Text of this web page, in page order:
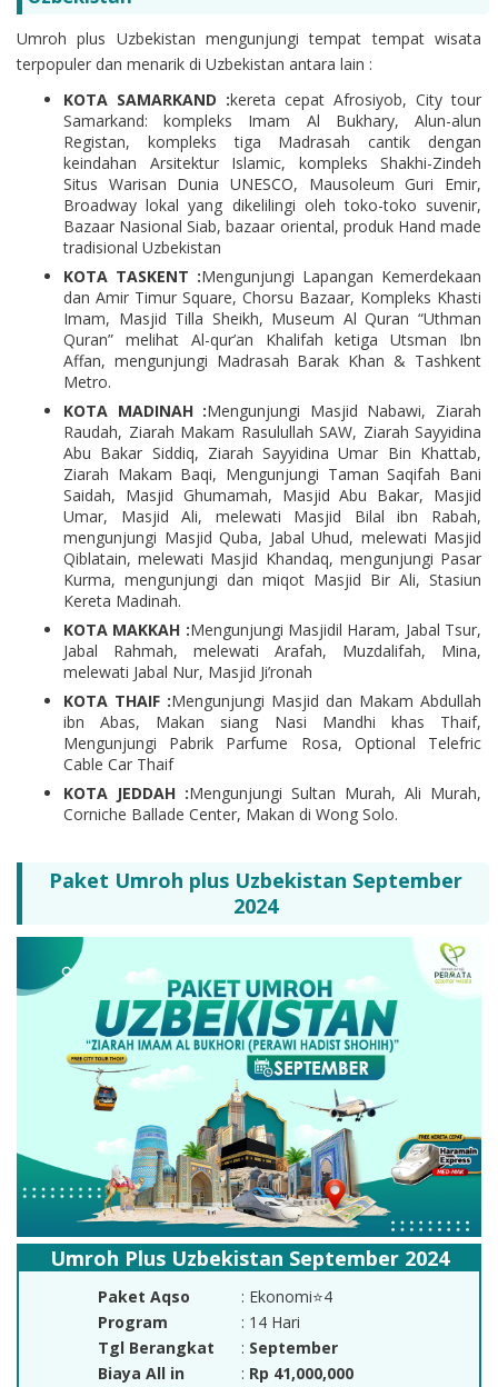
Umroh plus Uzbekistan mengunjungi tempat tempat wisata
terpopuler dan menarik di Uzbekistan antara lain :
KOTA SAMARKAND :kereta cepat Afrosiyob, City tour
Samarkand: kompleks Imam Al Bukhary, Alun-alun
Registan, kompleks tiga Madrasah cantik dengan
keindahan Arsitektur Islamic, kompleks Shakhi-Zindeh
Situs Warisan Dunia UNESCO, Mausoleum Guri Emir,
Broadway lokal yang dikelilingi oleh toko-toko suvenir,
Bazaar Nasional Siab, bazaar oriental, produk Hand made
tradisional Uzbekistan
KOTA TASKENT :Mengunjungi Lapangan Kemerdekaan
dan Amir Timur Square, Chorsu Bazaar, Kompleks Khasti
Imam, Masjid Tilla Sheikh, Museum Al Quran “Uthman
Quran” melihat Al-qur’an Khalifah ketiga Utsman Ibn
Affan, mengunjungi Madrasah Barak Khan & Tashkent
Metro.
KOTA MADINAH :Mengunjungi Masjid Nabawi, Ziarah
Raudah, Ziarah Makam Rasulullah SAW, Ziarah Sayyidina
Abu Bakar Siddiq, Ziarah Sayyidina Umar Bin Khattab,
Ziarah Makam Baqi, Mengunjungi Taman Saqifah Bani
Saidah, Masjid Ghumamah, Masjid Abu Bakar, Masjid
Umar, Masjid Ali, melewati Masjid Bilal ibn Rabah,
mengunjungi Masjid Quba, Jabal Uhud, melewati Masjid
Qiblatain, melewati Masjid Khandaq, mengunjungi Pasar
Kurma, mengunjungi dan miqot Masjid Bir Ali, Stasiun
Kereta Madinah.
KOTA MAKKAH :Mengunjungi Masjidil Haram, Jabal Tsur,
Jabal Rahmah, melewati Arafah, Muzdalifah, Mina,
melewati Jabal Nur, Masjid Ji’ronah
KOTA THAIF :Mengunjungi Masjid dan Makam Abdullah
ibn Abas, Makan siang Nasi Mandhi khas Thaif,
Mengunjungi Pabrik Parfume Rosa, Optional Telefric
Cable Car Thaif
KOTA JEDDAH :Mengunjungi Sultan Murah, Ali Murah,
Corniche Ballade Center, Makan di Wong Solo.
Paket Umroh plus Uzbekistan September
2024
Umroh Plus Uzbekistan September 2024
Paket Aqso
: Ekonomi⭐4
Program
: 14 Hari
Tgl Berangkat
: September
Biaya All in
: Rp 41,000,000